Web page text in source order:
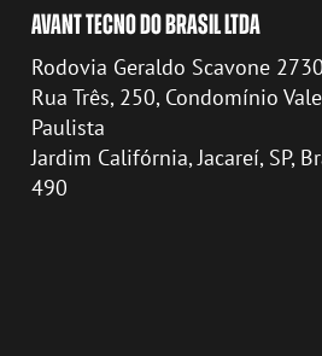
AVANT TECNO DO BRASIL LTDA
Rodovia Geraldo Scavone 2730
Rua Três, 250, Condomínio
Paulista
Jardim Califórnia, Jacareí, SP,
490